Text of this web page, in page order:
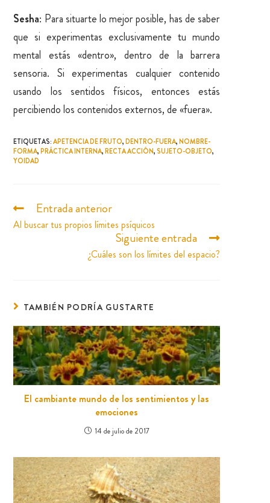
Sesha: Para situarte lo mejor posible, has de saber
que si experimentas exclusivamente tu mundo
mental estás «dentro», dentro de la barrera
sensoria. Si experimentas cualquier contenido
usando los sentidos físicos, entonces estás
percibiendo los contenidos externos, de «fuera».
ETIQUETAS:APETENCIA DE FRUTO, DENTRO-FUERA, NOMBRE-
FORMA, PRÁCTICA INTERNA, RECTA ACCIÓN, SUJETO-OBJETO,
YOIDAD
Entrada anterior
Al buscar tus propios límites psíquicos
Siguiente entrada
¿Cuáles son los límites del espacio?
TAMBIÉN PODRÍA GUSTARTE
El cambiante mundo de los sentimientos y las
emociones
14 de julio de 2017